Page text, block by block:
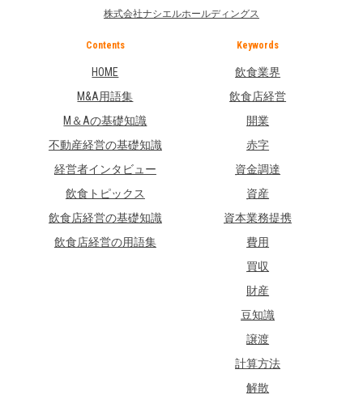
株式会社ナシエルホールディングス
Contents
HOME
M&A用語集
M＆Aの基礎知識
不動産経営の基礎知識
経営者インタビュー
飲食トピックス
飲食店経営の基礎知識
飲食店経営の用語集
Keywords
飲食業界
飲食店経営
開業
赤字
資金調達
資産
資本業務提携
費用
買収
財産
豆知識
譲渡
計算方法
解散